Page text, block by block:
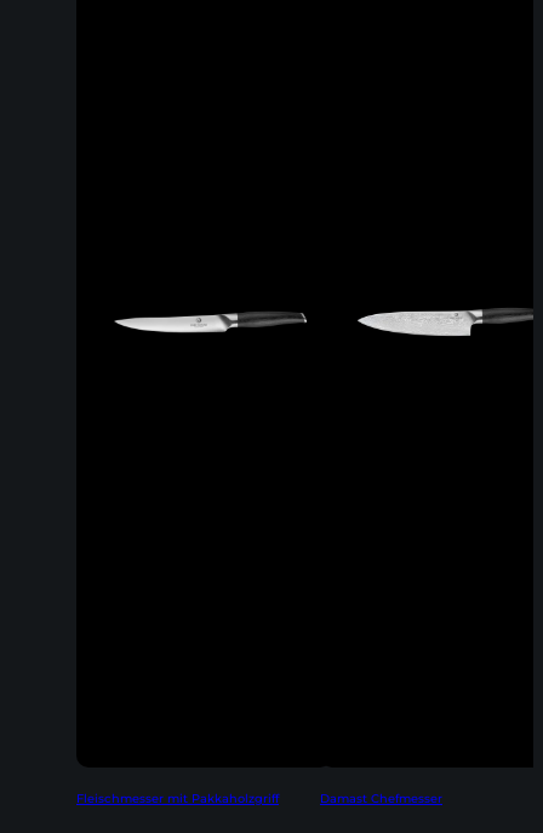
Fleischmesser mit Pakkaholzgriff Damast Chefmesser